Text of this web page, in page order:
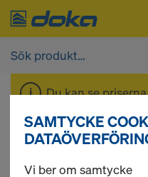
Du kan se
SAMTYCKE
Vi ber om samtycke